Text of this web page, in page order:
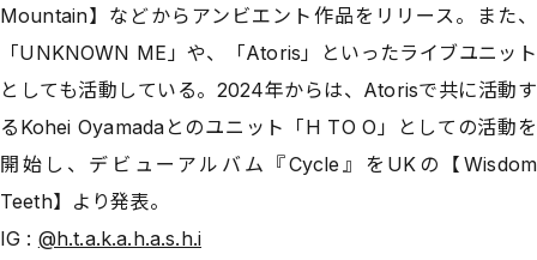
Mountain】などからアンビエント作品をリリース。また、
「UNKNOWN ME」や、「Atoris」といったライブユニット
としても活動している。2024年からは、Atorisで共に活動す
るKohei Oyamadaとのユニット「H TO O」としての活動を
開始し、デビューアルバム『Cycle』をUKの【Wisdom
Teeth】より発表。
IG : @h.t.a.k.a.h.a.s.h.i